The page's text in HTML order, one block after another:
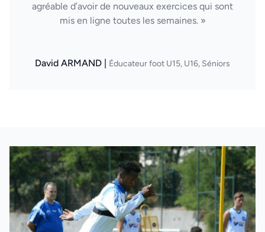
agréable d’avoir de nouveaux exercices qui sont
mis en ligne toutes les semaines. »
David ARMAND | Éducateur foot U15, U16, Séniors